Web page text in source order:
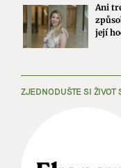
Ani
její
ZJEDNODUŠTE SI ŽIVOT